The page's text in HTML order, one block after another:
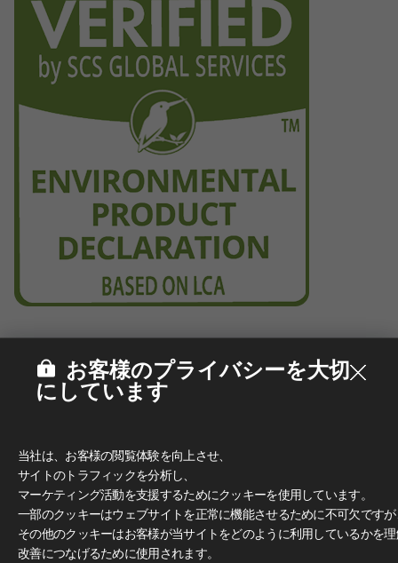
お客様のプライバシーを大切
にしています
当社は、お客様の閲覧体験を向上させ、
サイトのトラフィックを分析し、
マーケティング活動を支援するためにクッキーを使用しています。
一部のクッキーはウェブサイトを正常に機能させるために不可欠です
その他のクッキーはお客様が当サイトをどのように利用しているかを
改善につなげるために使用されます。